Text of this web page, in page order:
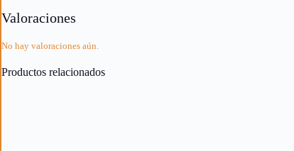
Valoraciones
No hay valoraciones aún.
Productos relacionados